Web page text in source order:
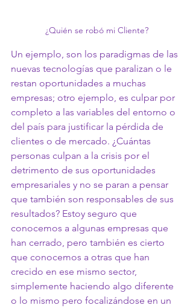
¿Quién se robó mi Cliente?
Un ejemplo, son los paradigmas de las
nuevas tecnologías que paralizan o le
restan oportunidades a muchas
empresas; otro ejemplo, es culpar por
completo a las variables del entorno o
del país para justificar la pérdida de
clientes o de mercado. ¿Cuántas
personas culpan a la crisis por el
detrimento de sus oportunidades
empresariales y no se paran a pensar
que también son responsables de sus
resultados? Estoy seguro que
conocemos a algunas empresas que
han cerrado, pero también es cierto
que conocemos a otras que han
crecido en ese mismo sector,
simplemente haciendo algo diferente
o lo mismo pero focalizándose en un